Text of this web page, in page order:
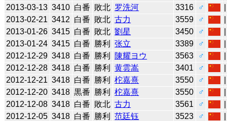
2013-03-13 3410 白番 敗北 罗洗河 3316 ♂
2013-02-21 3412 白番 敗北 古力 3559 ♂
2013-01-26 3415 白番 敗北 劉星 3450 ♂
2013-01-24 3415 白番 勝利 张立 3389 ♂
2012-12-29 3418 白番 勝利 陳耀ヨウ 3563 ♂
2012-12-28 3418 白番 勝利 黄雲嵩 3401 ♂
2012-12-21 3418 白番 勝利 柁嘉熹 3550 ♂
2012-12-20 3418 黒番 勝利 柁嘉熹 3550 ♂
2012-12-08 3418 白番 敗北 古力 3561 ♂
2012-12-05 3418 白番 勝利 范廷钰 3523 ♂